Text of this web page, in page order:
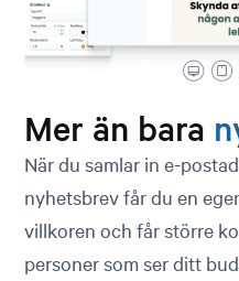
Mer än bara
När du samlar in e-
nyhetsbrev får du en
villkoren och får större
personer som ser ditt